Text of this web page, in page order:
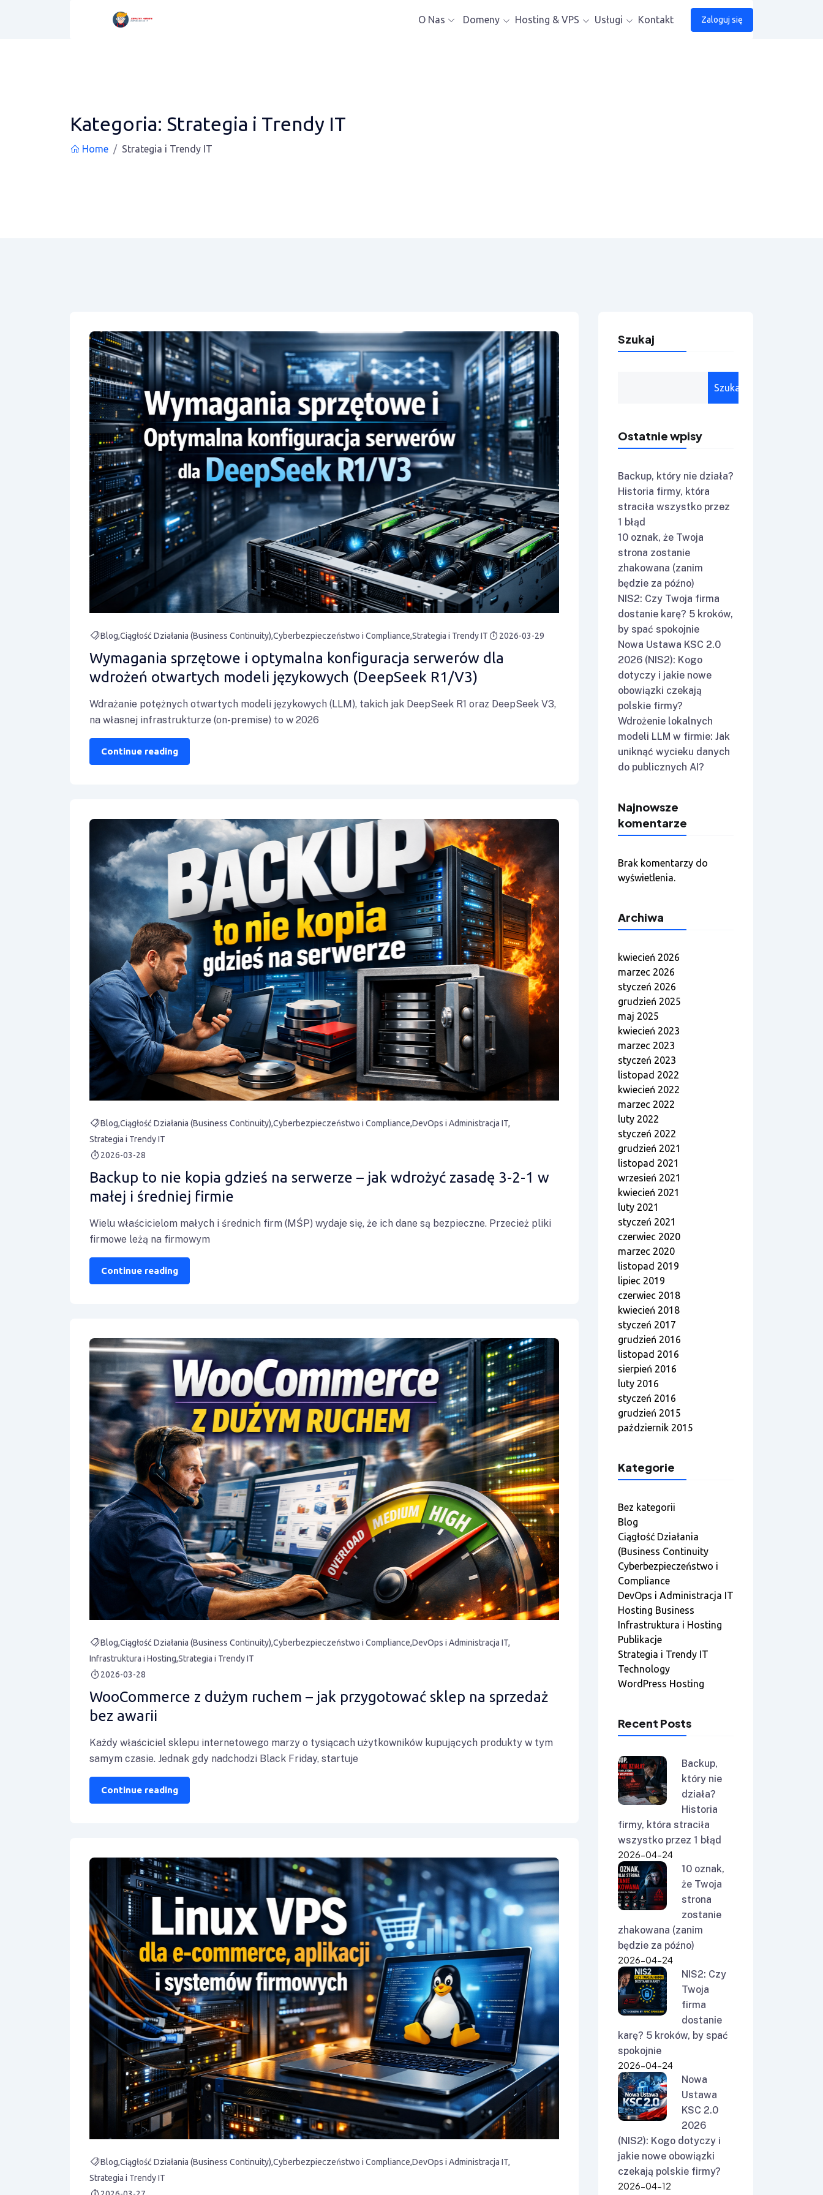
O Nas Domeny Hosting & VPS Usługi Kontakt Zaloguj się
Kategoria: Strategia i Trendy IT
Home Strategia i Trendy IT
Blog Ciągłość Działania (Business Continuity) Cyberbezpieczeństwo i Compliance Strategia i Trendy IT 2026-03-29
Wymagania sprzętowe i optymalna konfiguracja serwerów dla
wdrożeń otwartych modeli językowych (DeepSeek R1/V3)
Wdrażanie potężnych otwartych modeli językowych (LLM), takich jak DeepSeek R1 oraz DeepSeek V3,
na własnej infrastrukturze (on-premise) to w 2026
Continue reading
Blog Ciągłość Działania (Business Continuity) Cyberbezpieczeństwo i Compliance DevOps i Administracja IT
Strategia i Trendy IT
2026-03-28
Backup to nie kopia gdzieś na serwerze – jak wdrożyć zasadę 3-2-1 w
małej i średniej firmie
Wielu właścicielom małych i średnich firm (MŚP) wydaje się, że ich dane są bezpieczne. Przecież pliki
firmowe leżą na firmowym
Continue reading
Blog Ciągłość Działania (Business Continuity) Cyberbezpieczeństwo i Compliance DevOps i Administracja IT
Infrastruktura i Hosting Strategia i Trendy IT
2026-03-28
WooCommerce z dużym ruchem – jak przygotować sklep na sprzedaż
bez awarii
Każdy właściciel sklepu internetowego marzy o tysiącach użytkowników kupujących produkty w tym
samym czasie. Jednak gdy nadchodzi Black Friday, startuje
Continue reading
Blog Ciągłość Działania (Business Continuity) Cyberbezpieczeństwo i Compliance DevOps i Administracja IT
Strategia i Trendy IT
Szukaj
Szukaj
Ostatnie wpisy
Backup, który nie działa?
Historia firmy, która
straciła wszystko przez
1 błąd
10 oznak, że Twoja
strona zostanie
zhakowana (zanim
będzie za późno)
NIS2: Czy Twoja firma
dostanie karę? 5 kroków,
by spać spokojnie
Nowa Ustawa KSC 2.0
2026 (NIS2): Kogo
dotyczy i jakie nowe
obowiązki czekają
polskie firmy?
Wdrożenie lokalnych
modeli LLM w firmie: Jak
uniknąć wycieku danych
do publicznych AI?
Najnowsze
komentarze
Brak komentarzy do
wyświetlenia.
Archiwa
kwiecień 2026
marzec 2026
styczeń 2026
grudzień 2025
maj 2025
kwiecień 2023
marzec 2023
styczeń 2023
listopad 2022
kwiecień 2022
marzec 2022
luty 2022
styczeń 2022
grudzień 2021
listopad 2021
wrzesień 2021
kwiecień 2021
luty 2021
styczeń 2021
czerwiec 2020
marzec 2020
listopad 2019
lipiec 2019
czerwiec 2018
kwiecień 2018
styczeń 2017
grudzień 2016
listopad 2016
sierpień 2016
luty 2016
styczeń 2016
grudzień 2015
październik 2015
Kategorie
Bez kategorii
Blog
Ciągłość Działania
(Business Continuity
Cyberbezpieczeństwo i
Compliance
DevOps i Administracja IT
Hosting Business
Infrastruktura i Hosting
Publikacje
Strategia i Trendy IT
Technology
WordPress Hosting
Recent Posts
Backup,
który nie
działa?
Historia
firmy, która straciła
wszystko przez 1 błąd
2026-04-24
10 oznak,
że Twoja
strona
zostanie
zhakowana (zanim
będzie za późno)
2026-04-24
NIS2: Czy
Twoja
firma
dostanie
karę? 5 kroków, by spać
spokojnie
2026-04-24
Nowa
Ustawa
KSC 2.0
2026
(NIS2): Kogo dotyczy i
jakie nowe obowiązki
czekają polskie firmy?
2026-04-12